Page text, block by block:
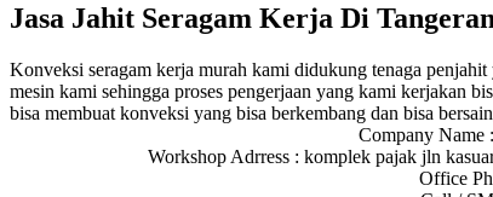
Jasa Jahit Seragam Kerja Di
Konveksi seragam kerja murah kami didukung tenaga
mesin kami sehingga proses pengerjaan yang kami kerjakan
bisa membuat konveksi yang bisa berkembang dan bisa
Company
Workshop Adrress : komplek pajak jln
Office